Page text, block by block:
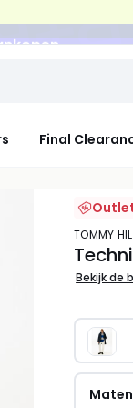
Final
TOMMY
Bekijk de
Maten